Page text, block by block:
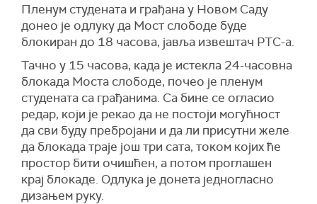
Пленум студената и грађана у Новом Саду
донео је одлуку да Мост слободе буде
блокиран до 18 часова, јавља извештач РТС-а.
Тачно у 15 часова, када је истекла 24-часовна
блокада Моста слободе, почео је пленум
студената са грађанима. Са бине се огласио
редар, који је рекао да не постоји могућност
да сви буду пребројани и да ли присутни желе
да блокада траје још три сата, током којих ће
простор бити очишћен, а потом проглашен
крај блокаде. Одлука је донета једногласно
дизањем руку.